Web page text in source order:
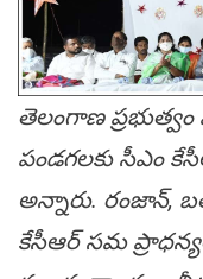
తెలంగాణ
పండగలకు సీఎం
అన్నారు. రంజాన్,
కేసీఆర్ స‌మ